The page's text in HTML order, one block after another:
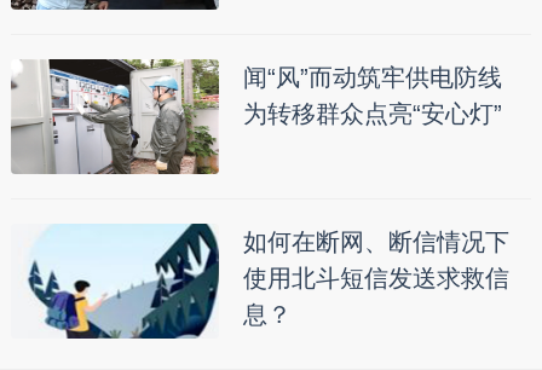
闻“风”而动筑牢供电防线
为转移群众点亮“安心灯”
如何在断网、断信情况下
使用北斗短信发送求救信
息？